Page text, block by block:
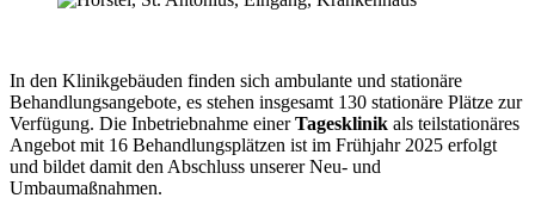
In den Klinikgebäuden finden sich ambulante und stationäre
Behandlungsangebote, es stehen insgesamt 130 stationäre Plätze zur
Verfügung. Die Inbetriebnahme einerTagesklinik als teilstationäres
Angebot mit 16 Behandlungsplätzen ist im Frühjahr 2025 erfolgt
und bildet damit den Abschluss unserer Neu- und
Umbaumaßnahmen.